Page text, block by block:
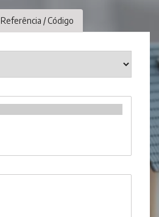
Referência / Código